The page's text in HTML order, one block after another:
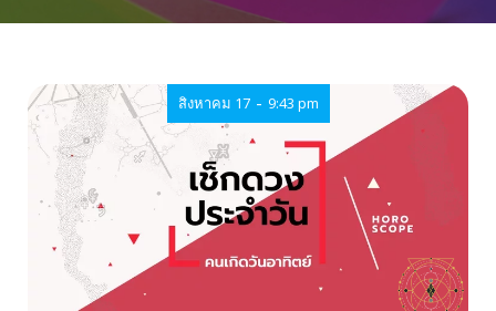
สิงหาคม 17 - 9:43 pm